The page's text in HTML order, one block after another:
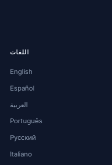
اللغات
English
Español
العربية
Português
Русский
Italiano